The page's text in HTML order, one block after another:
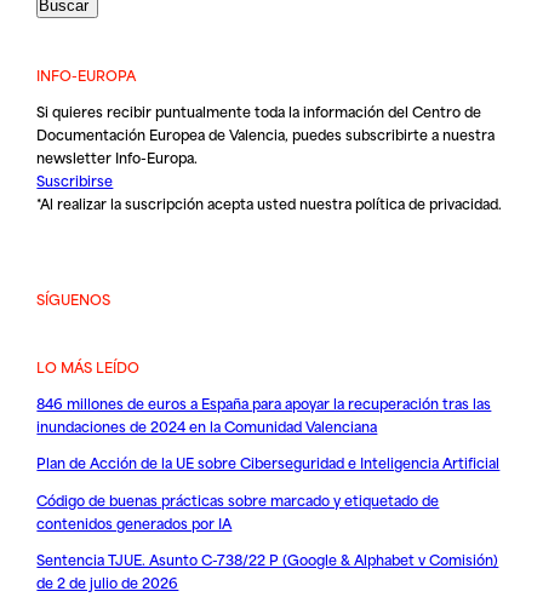
INFO-EUROPA
Si quieres recibir puntualmente toda la información del Centro de
Documentación Europea de Valencia, puedes subscribirte a nuestra
newsletter Info-Europa.
Suscribirse
*Al realizar la suscripción acepta usted nuestrapolítica de privacidad.
SÍGUENOS
LO MÁS LEÍDO
846 millones de euros a España para apoyar la recuperación tras las
inundaciones de 2024 en la Comunidad Valenciana
Plan de Acción de la UE sobre Ciberseguridad e Inteligencia Artificial
Código de buenas prácticas sobre marcado y etiquetado de
contenidos generados por IA
Sentencia TJUE. Asunto C-738/22 P (Google & Alphabet v Comisión)
de 2 de julio de 2026